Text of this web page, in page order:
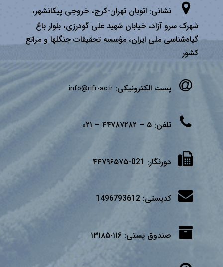
نشانی: اتوبان تهران­-كرج، خروجی پیكانشهر،
شهرک سرو آزاد، خیابان شهید علی گودرزی، بلوار باغ
گیاه‌شناسی ملی ایران، مؤسسه تحقیقات جنگلها و مراتع
كشور
پست الکترونیکی: info@rifr-ac.ir
تلفن: ۵ – ۴۴۷۸۷۲۸۲ – ۰۲۱
دورنگار: 021-۴۴۷۹۶۵۷۵
کدپستی: 1496793612
صندوق پستی: ۱۱۶-۱۳۱۸۵